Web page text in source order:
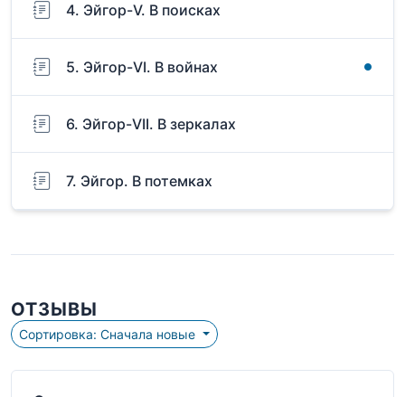
4. Эйгор-V. В поисках
5. Эйгор-VI. В войнах
6. Эйгор-VII. В зеркалах
7. Эйгор. В потемках
ОТЗЫВЫ
Сортировка: Сначала новые